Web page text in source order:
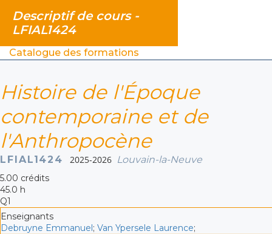
Descriptif de cours -
LFIAL1424
Catalogue des formations
Histoire de l'Époque
contemporaine et de
l'Anthropocène
LFIAL1424 2025-2026 Louvain-la-Neuve
5.00 crédits
45.0 h
Q1
Enseignants
Debruyne Emmanuel; Van Ypersele Laurence;